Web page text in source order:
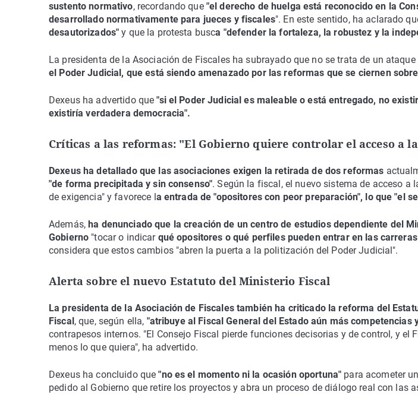
sustento normativo, recordando que"el derecho de huelga está reconocido en la
desarrollado normativamente para jueces y fiscales". En este sentido, ha aclarado
desautorizados" y que la protesta busca "defender la fortaleza, la robustez y la
La presidenta de la Asociación de Fiscales ha subrayado que no se trata de un
el Poder Judicial, que está siendo amenazado por las reformas que se ciernen
Dexeus ha advertido que "si el Poder Judicial es maleable o está entregado, no
existiría verdadera democracia".
Críticas a las reformas: "El Gobierno quiere controlar el acceso a
Dexeus ha detallado que las asociaciones exigen la retirada de dos reformas
"de forma precipitada y sin consenso". Según la fiscal, el nuevo sistema de acceso a
de exigencia" y favorece la entrada de "opositores con peor preparación", lo que "el
Además,ha denunciado que la creación de un centro de estudios dependiente del
Gobierno "tocar o indicar qué opositores o qué perfiles pueden entrar en las
considera que estos cambios "abren la puerta a la politización del Poder Judicial".
Alerta sobre el nuevo Estatuto del Ministerio Fiscal
La presidenta de la Asociación de Fiscales también ha criticado la reforma del
Fiscal, que, según ella, "atribuye al Fiscal General del Estado aún más competencias
contrapesos internos. "El Consejo Fiscal pierde funciones decisorias y de control, y el
menos lo que quiera", ha advertido.
Dexeus ha concluido que"no es el momento ni la ocasión oportuna" para acometer
pedido al Gobierno que retire los proyectos y abra un proceso de diálogo real con las